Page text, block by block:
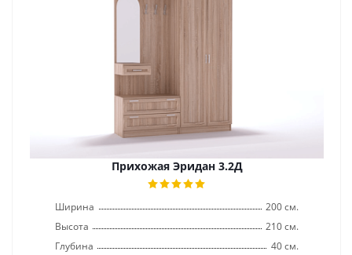
Прихожая Эридан 3.2Д
Ширина
200 см.
Высота
210 см.
Глубина
40 см.